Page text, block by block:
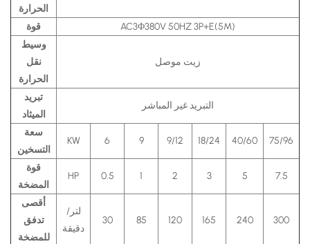
الحرارة
قوة
AC3Φ380V 50HZ 3P+E(5M)
وسيط
نقل
الحرارة
زيت موصل
تبريد
الميثاد
التبريد غير المباشر
سعة
التسخين
KW 6 9 9/12 18/24 40/60 75/96
قوة
المضخة
HP 0.5 1 2 3 5 7.5
أقصى
تدفق
للمضخة
لتر/
دقيقة
30 85 120 165 240 300